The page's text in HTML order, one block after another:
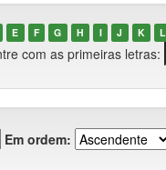
E F G H I J K L
com as primeiras letras:
Em ordem: